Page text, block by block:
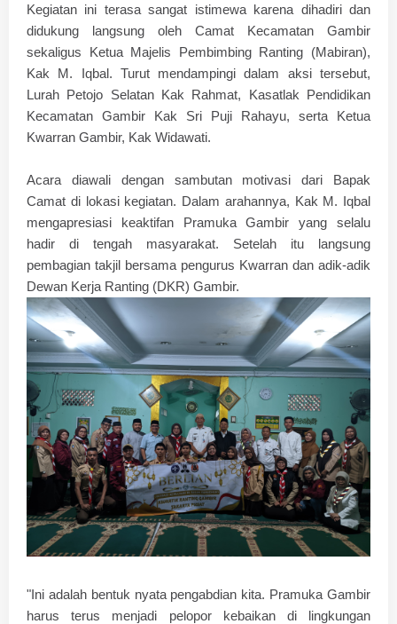
Kegiatan ini terasa sangat istimewa karena dihadiri dan
didukung langsung oleh Camat Kecamatan Gambir
sekaligus Ketua Majelis Pembimbing Ranting (Mabiran),
Kak M. Iqbal. Turut mendampingi dalam aksi tersebut,
Lurah Petojo Selatan Kak Rahmat, Kasatlak Pendidikan
Kecamatan Gambir Kak Sri Puji Rahayu, serta Ketua
Kwarran Gambir, Kak Widawati.
​Acara diawali dengan sambutan motivasi dari Bapak
Camat di lokasi kegiatan. Dalam arahannya, Kak M. Iqbal
mengapresiasi keaktifan Pramuka Gambir yang selalu
hadir di tengah masyarakat. Setelah itu langsung
pembagian takjil bersama pengurus Kwarran dan adik-adik
Dewan Kerja Ranting (DKR) Gambir.
"Ini adalah bentuk nyata pengabdian kita. Pramuka Gambir
harus terus menjadi pelopor kebaikan di lingkungan